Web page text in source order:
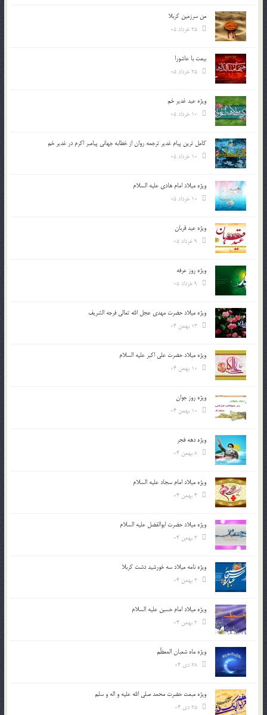
من سرزمین کربلا
بیعت با عاشورا
ویژه عید غدیر خم
کامل ترین پیام غدیر ترجمه روان از خطابه جهانی پیامبر اکرم در غدیر خم
ویژه میلاد امام هادی علیه السلام
ویژه عید قربان
ویژه روز عرفه
ویژه میلاد حضرت مهدی عجل الله تعالی فرجه الشريف
ویژه میلاد حضرت علی اکبر علیه السلام
ویژه روز جوان
ویژه دهه فجر
ویژه میلاد امام سجاد علیه السلام
ویژه میلاد حضرت ابوالفضل علیه السلام
ویژه نامه میلاد سه خورشید دشت کربلا
ویژه میلاد امام حسین علیه السلام
ویژه ماه شعبان المعظّم
ویژه مبعث حضرت محمد صلی الله علیه و اله و سلم